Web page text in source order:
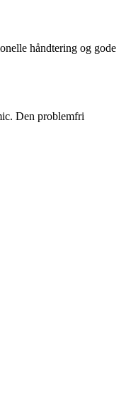
håndtering og gode
Den problemfri